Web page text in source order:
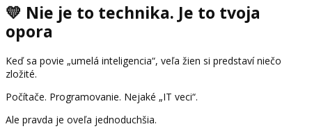
💛 Nie je to technika. Je to tvoja
opora
Keď sa povie „umelá inteligencia“, veľa žien si predstaví niečo
zložité.
Počítače. Programovanie. Nejaké „IT veci“.
Ale pravda je oveľa jednoduchšia.